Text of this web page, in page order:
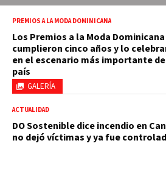
GALERÍA
PREMIOS A LA MODA DOMINICANA
Los Premios a la Moda Dominicana
cumplieron cinco años y lo
en el escenario más importante
país
ACTUALIDAD
DO Sostenible dice incendio en
no dejó víctimas y ya fue